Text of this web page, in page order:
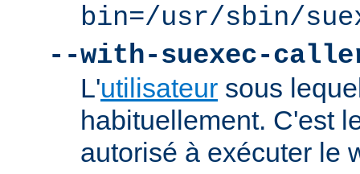
bin=/usr/sbin/
--with-suexec-
L'utilisateur sous
habituellement. C'est
autorisé à exécuter le